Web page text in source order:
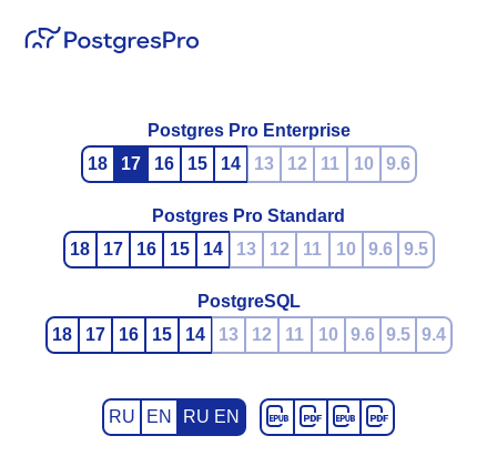
Postgres Pro Enterprise
18
17 16 15 14 13 12 11 10 9.6
Postgres Pro Standard
18
17 16 15 14 13 12 11 10 9.6 9.5
PostgreSQL
18
17 16 15 14 13 12 11 10 9.6 9.5 9.4
RU EN RU EN